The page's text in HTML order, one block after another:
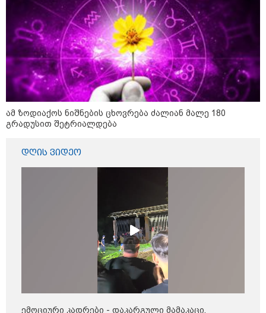
საზოგადოება
როგორი ამინდია მოსალოდნელი 10-11
ამ ზოდიაქოს ნიშნების ცხოვრება ძალიან მალე 180
გრადუსით შეტრიალდება
დღის ვიდეო
ემოციური კადრები - დაკარგული მამაკაცი,